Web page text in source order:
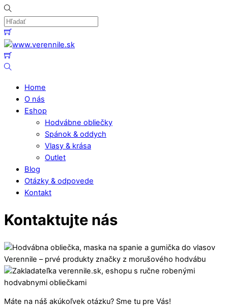
Skip
to
content
Menu
Cart
Cart
Hľadať
Home
O nás
Eshop
Hodvábne obliečky
Spánok & oddych
Vlasy & krása
Outlet
Blog
Otázky & odpovede
Kontakt
Menu
Cart
Kontaktujte nás
Máte na náš akúkoľvek otázku? Sme tu pre Vás!